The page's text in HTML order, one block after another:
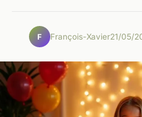
F François-Xavier21/05/